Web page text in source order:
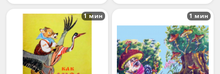
1 мин 1 мин